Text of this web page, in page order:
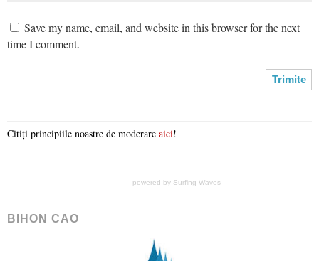
Save my name, email, and website in this browser for the next
time I comment.
Citiți principiile noastre de moderare aici!
powered by Surfing Waves
BIHON CAO